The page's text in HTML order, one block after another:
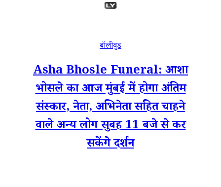
बॉलीवुड
Asha Bhosle Funeral: आशा
भोसले का आज मुंबई में होगा अंतिम
संस्कार, नेता, अभिनेता सहित चाहने
वाले अन्य लोग सुबह 11 बजे से कर
सकेंगे दर्शन